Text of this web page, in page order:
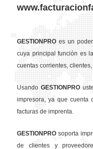
GESTION PRO es un
cuya principal función es
cuentas corrientes,
Usando GESTION PRO
impresora, ya que cuenta
facturas de imprenta.
GESTION PRO soporta
de clientes y